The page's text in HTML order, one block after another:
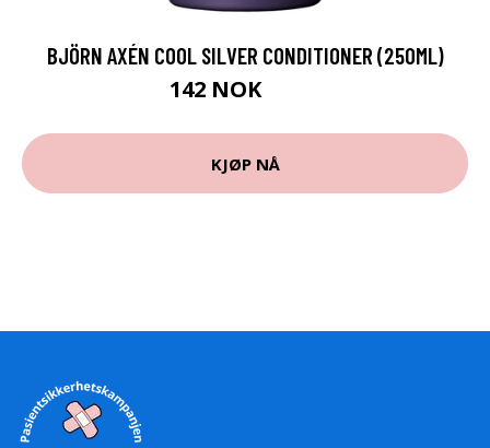
BJÖRN AXÉN COOL SILVER CONDITIONER (250ML)
142 NOK
KJØP NÅ